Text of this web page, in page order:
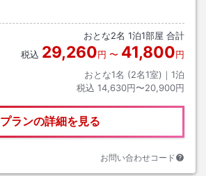
おとな2名 1泊1部屋 合計
税込 29,260円 〜 41,800円
おとな1名 (2名1室)｜ 1泊
税込 14,630円〜20,900円
プランの詳細を見る
お問い合わせコード